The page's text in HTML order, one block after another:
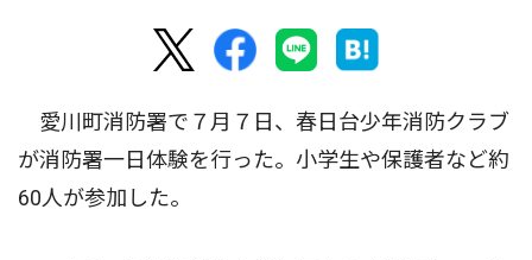
愛川町消防署で７月７日、春日台少年消防クラブ
が消防署一日体験を行った。小学生や保護者など約
60人が参加した。